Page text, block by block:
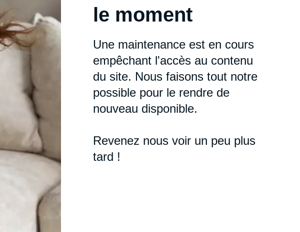
le moment
Une maintenance est en cours
empêchant l'accès au contenu
du site. Nous faisons tout notre
possible pour le rendre de
nouveau disponible.
Revenez nous voir un peu plus
tard !